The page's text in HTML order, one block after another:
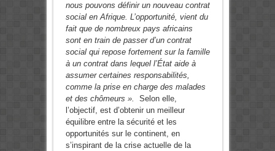
nous pouvons définir un nouveau contrat
social en Afrique. L’opportunité, vient du
fait que de nombreux pays africains
sont en train de passer d’un contrat
social qui repose fortement sur la famille
à un contrat dans lequel l’État aide à
assumer certaines responsabilités,
comme la prise en charge des malades
et des chômeurs ». Selon elle,
l’objectif, est d’obtenir un meilleur
équilibre entre la sécurité et les
opportunités sur le continent, en
s’inspirant de la crise actuelle de la